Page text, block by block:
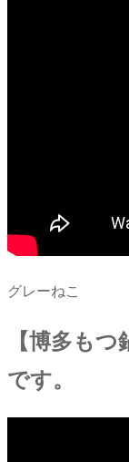
グレーねこ
【博多も
です。